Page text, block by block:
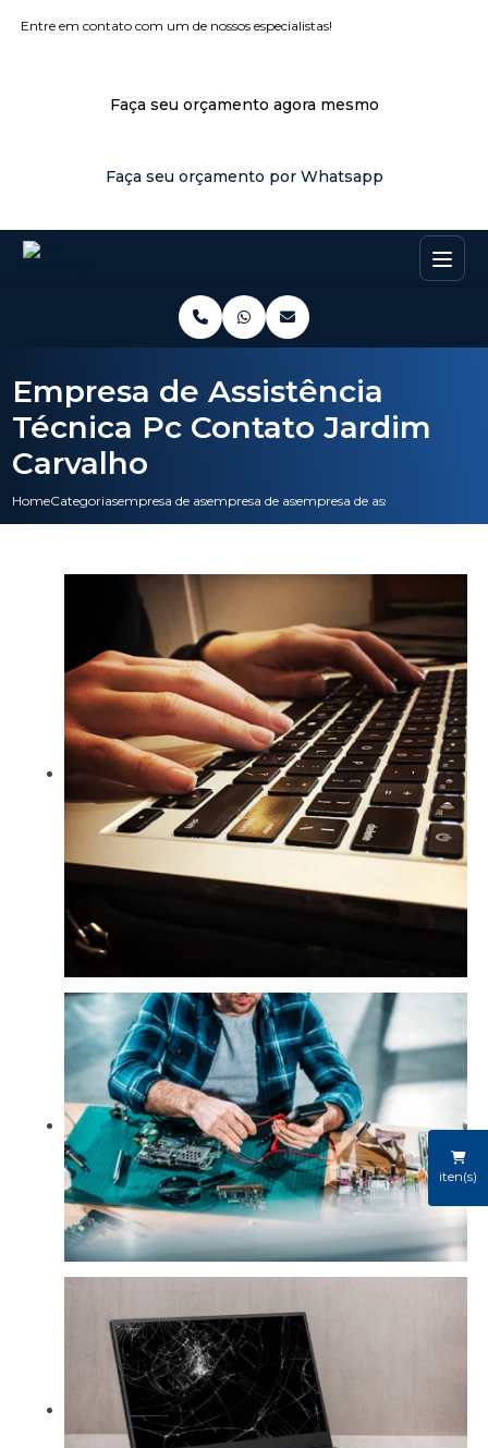
Entre em contato com um de nossos especialistas!
Faça seu orçamento agora mesmo
Faça seu orçamento por Whatsapp
iten(s)
HomeCategoriasempresa de assistencia tecnica
empresa de assistencia tecnica nobreak
empresa de assistencia
Empresa de Assistência
Técnica Pc Contato Jardim
Carvalho